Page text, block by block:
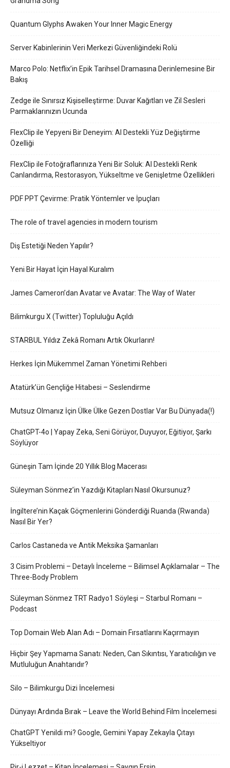
Quantum Glyphs Awaken Your Inner Magic Energy
Server Kabinlerinin Veri Merkezi Güvenliğindeki Rolü
Marco Polo: Netflix’in Epik Tarihsel Dramasına Derinlemesine Bir
Bakış
Zedge ile Sınırsız Kişiselleştirme: Duvar Kağıtları ve Zil Sesleri
Parmaklarınızın Ucunda
FlexClip ile Yepyeni Bir Deneyim: AI Destekli Yüz Değiştirme
Özelliği
FlexClip ile Fotoğraflarınıza Yeni Bir Soluk: AI Destekli Renk
Canlandırma, Restorasyon, Yükseltme ve Genişletme Özellikleri
PDF PPT Çevirme: Pratik Yöntemler ve İpuçları
The role of travel agencies in modern tourism
Diş Estetiği Neden Yapılır?
Yeni Bir Hayat İçin Hayal Kuralım
James Cameron’dan Avatar ve Avatar: The Way of Water
Bilimkurgu X (Twitter) Topluluğu Açıldı
STARBUL Yıldız Zekâ Romanı Artık Okurların!
Herkes İçin Mükemmel Zaman Yönetimi Rehberi
Atatürk’ün Gençliğe Hitabesi – Seslendirme
Mutsuz Olmanız İçin Ülke Ülke Gezen Dostlar Var Bu Dünyada(!)
ChatGPT-4o | Yapay Zeka, Seni Görüyor, Duyuyor, Eğitiyor, Şarkı
Söylüyor
Güneşin Tam İçinde 20 Yıllık Blog Macerası
Süleyman Sönmez’in Yazdığı Kitapları Nasıl Okursunuz?
İngiltere’nin Kaçak Göçmenlerini Gönderdiği Ruanda (Rwanda)
Nasıl Bir Yer?
Carlos Castaneda ve Antik Meksika Şamanları
3 Cisim Problemi – Detaylı İnceleme – Bilimsel Açıklamalar – The
Three-Body Problem
Süleyman Sönmez TRT Radyo1 Söyleşi – Starbul Romanı –
Podcast
Top Domain Web Alan Adı – Domain Fırsatlarını Kaçırmayın
Hiçbir Şey Yapmama Sanatı: Neden, Can Sıkıntısı, Yaratıcılığın ve
Mutluluğun Anahtarıdır?
Silo – Bilimkurgu Dizi İncelemesi
Dünyayı Ardında Bırak – Leave the World Behind Film İncelemesi
ChatGPT Yenildi mi? Google, Gemini Yapay Zekayla Çıtayı
Yükseltiyor